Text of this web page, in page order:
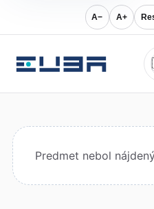
A− A+
Predmet nebol